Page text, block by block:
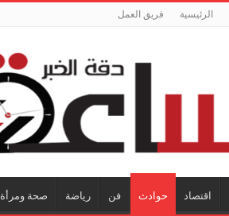
الرئيسية فريق العمل
اقتصاد حوادث فن رياضة صحة ومرأة